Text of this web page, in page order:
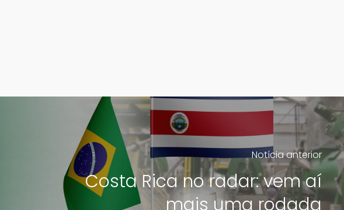
Notícia anterior
Costa Rica no radar: vem aí
mais uma rodada